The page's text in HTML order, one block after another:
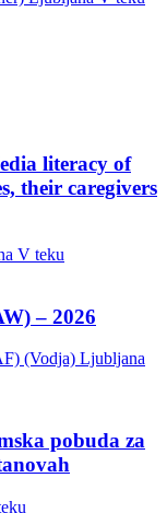
literacy of
their caregivers
V teku
– 2026
(Vodja) Ljubljana
pobuda za